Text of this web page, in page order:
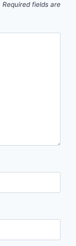
Required fields are